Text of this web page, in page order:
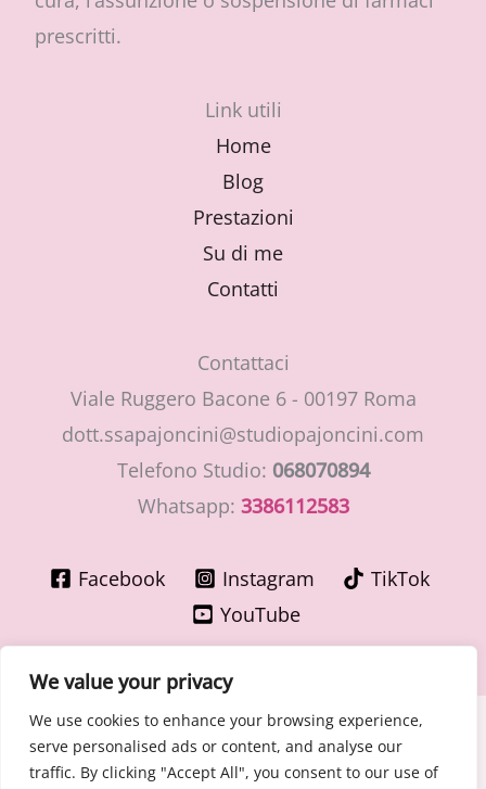
We value your privacy
We use cookies to enhance your browsing experience,
serve personalised ads or content, and analyse our
traffic. By clicking "Accept All", you consent to our use of
prescritti.
Link utili
Home
Blog
Prestazioni
Su di me
Contatti
Contattaci
Viale Ruggero Bacone 6 - 00197 Roma
dott.ssapajoncini@studiopajoncini.com
Telefono Studio: 068070894
Whatsapp: 3386112583
Facebook Instagram
TikTok
YouTube
Copyright © 2026 LaMiaGinecologa.com - Dott.ssa Cinzia
Pajoncini - Specialista in Ostetricia e Ginecologia